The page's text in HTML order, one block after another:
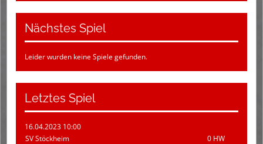
Nächstes Spiel
Leider wurden keine Spiele gefunden.
Letztes Spiel
16.04.2023 10:00
SV Stöckheim
0 HW